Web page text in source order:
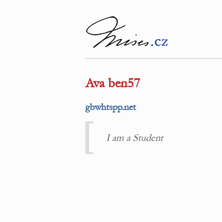
Ava ben57
gbwhtspp.net
I am a Student